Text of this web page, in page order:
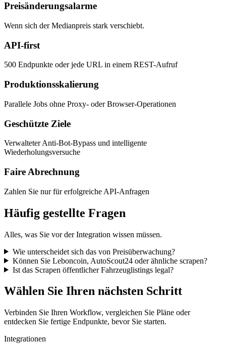
Preisänderungsalarme
Wenn sich der Medianpreis stark verschiebt.
API-first
500 Endpunkte oder jede URL in einem REST-Aufruf
Produktionsskalierung
Parallele Jobs ohne Proxy- oder Browser-Operationen
Geschützte Ziele
Verwalteter Anti-Bot-Bypass und intelligente
Wiederholungsversuche
Faire Abrechnung
Zahlen Sie nur für erfolgreiche API-Anfragen
Häufig gestellte Fragen
Alles, was Sie vor der Integration wissen müssen.
Wie unterscheidet sich das von Preisüberwachung?
Können Sie Leboncoin, AutoScout24 oder ähnliche scrapen?
Ist das Scrapen öffentlicher Fahrzeuglistings legal?
Wählen Sie Ihren nächsten Schritt
Verbinden Sie Ihren Workflow, vergleichen Sie Pläne oder
entdecken Sie fertige Endpunkte, bevor Sie starten.
Integrationen